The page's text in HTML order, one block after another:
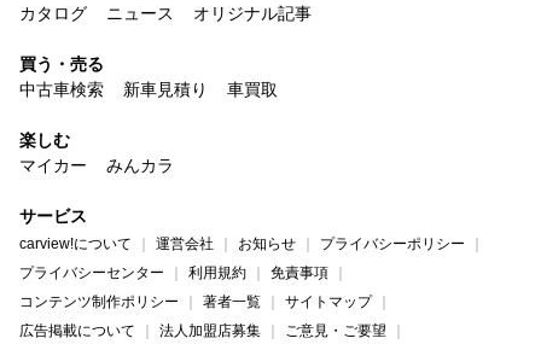
カタログ
ニュース オリジナル記事
買う・売る
中古車検索
新車見積り 車買取
楽しむ
マイカー
みんカラ
サービス
carview!について 運営会社 お知らせ
プライバシーポリシー
プライバシーセンター
利用規約
免責事項
コンテンツ制作ポリシー
著者一覧
サイトマップ
広告掲載について
法人加盟店募集 ご意見・ご要望